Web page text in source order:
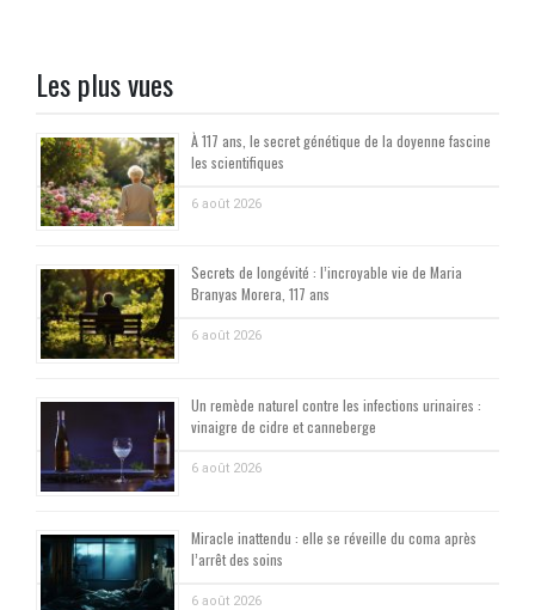
Les plus vues
À 117 ans, le secret génétique de la doyenne fascine
les scientifiques
6 août 2026
Secrets de longévité : l’incroyable vie de Maria
Branyas Morera, 117 ans
6 août 2026
Un remède naturel contre les infections urinaires :
vinaigre de cidre et canneberge
6 août 2026
Miracle inattendu : elle se réveille du coma après
l’arrêt des soins
6 août 2026